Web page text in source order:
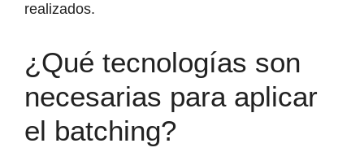
realizados.
¿Qué tecnologías son
necesarias para aplicar
el batching?